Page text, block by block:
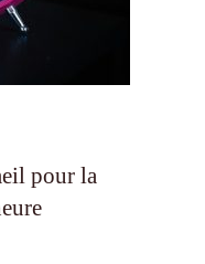
pour la